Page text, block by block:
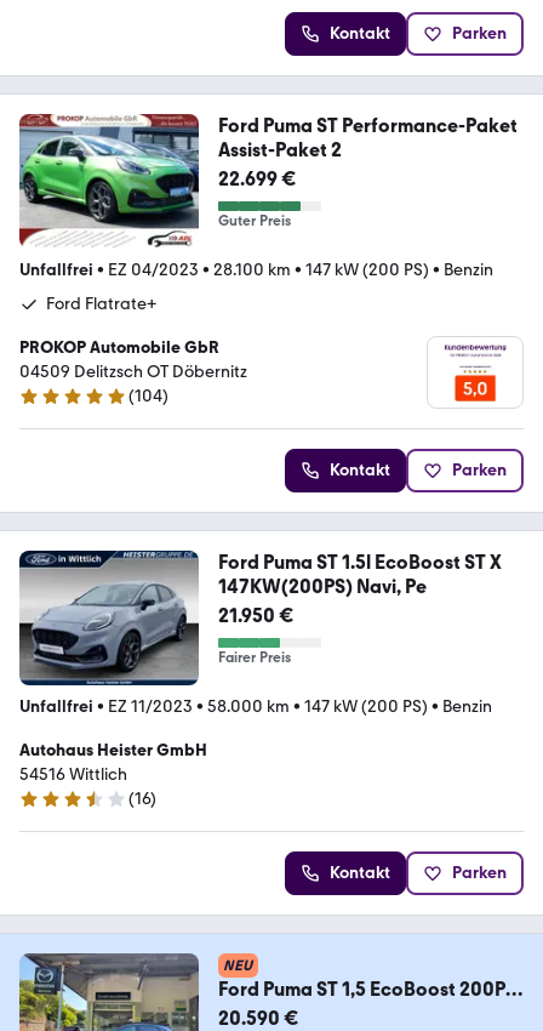
Kontakt Parken
Ford Puma ST Performance-Paket
Assist-Paket 2
22.699 €
Guter Preis
Unfallfrei • EZ 04/2023 • 28.100 km • 147 kW (200 PS) • Benzin
Ford Flatrate+
PROKOP Automobile GbR
04509 Delitzsch OT Döbernitz
5 Sterne
(104)
Kontakt Parken
Ford Puma ST 1.5l EcoBoost ST X
147KW(200PS) Navi, Pe
21.950 €
Fairer Preis
Unfallfrei • EZ 11/2023 • 58.000 km • 147 kW (200 PS) • Benzin
Autohaus Heister GmbH
54516 Wittlich
3.3 Sterne
(16)
Kontakt Parken
NEU
Ford Puma ST 1,5 EcoBoost 200PS
B&O
20.590 €